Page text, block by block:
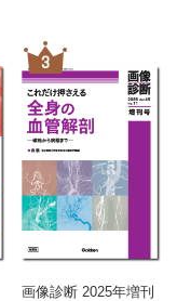
3
画像診断 2025年増刊